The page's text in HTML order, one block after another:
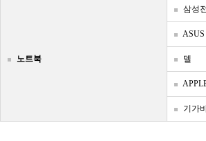
노트북
삼성
ASUS
델
기가